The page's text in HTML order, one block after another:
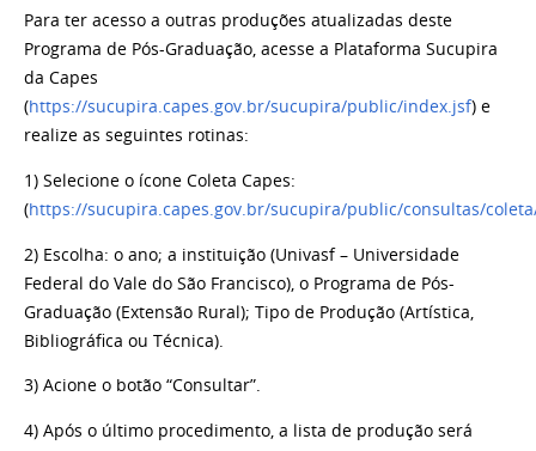
Para ter acesso a outras produções atualizadas deste
Programa de Pós-Graduação, acesse a Plataforma Sucupira
da Capes
(https://sucupira.capes.gov.br/sucupira/public/index.jsf) e
realize as seguintes rotinas:
1) Selecione o ícone Coleta Capes:
(https://sucupira.capes.gov.br/sucupira/public/consultas/
2) Escolha: o ano; a instituição (Univasf – Universidade
Federal do Vale do São Francisco), o Programa de Pós-
Graduação (Extensão Rural); Tipo de Produção (Artística,
Bibliográfica ou Técnica).
3) Acione o botão “Consultar”.
4) Após o último procedimento, a lista de produção será